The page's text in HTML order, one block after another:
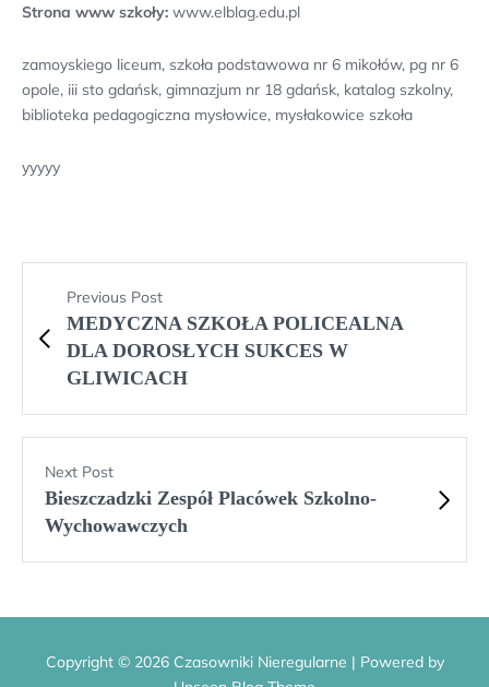
Strona www szkoły: www.elblag.edu.pl
zamoyskiego liceum, szkoła podstawowa nr 6 mikołów, pg nr 6
opole, iii sto gdańsk, gimnazjum nr 18 gdańsk, katalog szkolny,
biblioteka pedagogiczna mysłowice, mysłakowice szkoła
yyyyy
Previous Post
MEDYCZNA SZKOŁA POLICEALNA
DLA DOROSŁYCH SUKCES W
GLIWICACH
Next Post
Bieszczadzki Zespół Placówek Szkolno-
Wychowawczych
Copyright © 2026 Czasowniki Nieregularne | Powered by